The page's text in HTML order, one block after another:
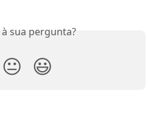
sua pergunta?
😐 😃